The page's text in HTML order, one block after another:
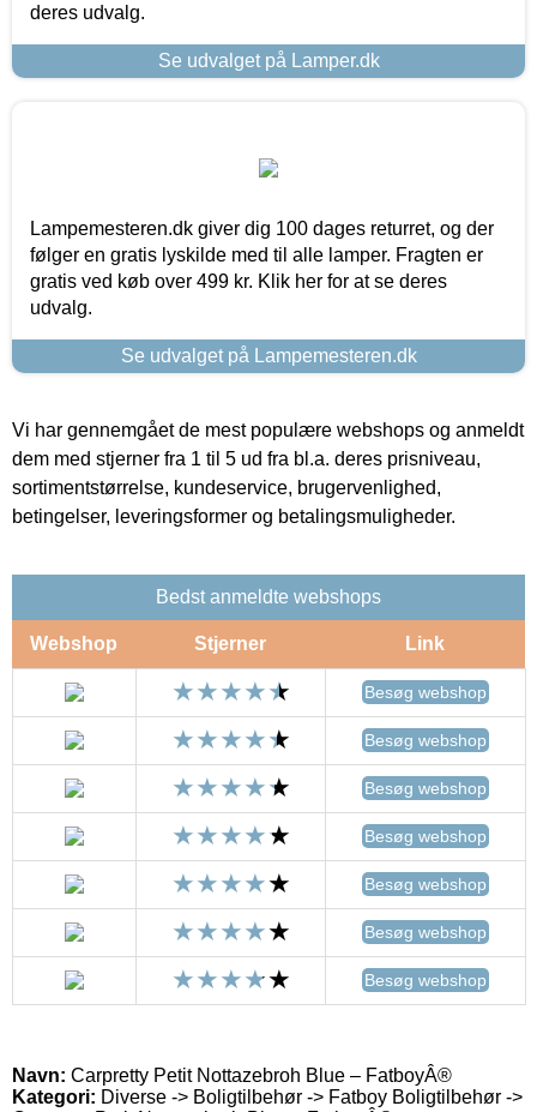
deres udvalg.
Se udvalget på Lamper.dk
Lampemesteren.dk giver dig 100 dages returret, og der
følger en gratis lyskilde med til alle lamper. Fragten er
gratis ved køb over 499 kr. Klik her for at se deres
udvalg.
Se udvalget på Lampemesteren.dk
Vi har gennemgået de mest populære webshops og anmeldt
dem med stjerner fra 1 til 5 ud fra bl.a. deres prisniveau,
sortimentstørrelse, kundeservice, brugervenlighed,
betingelser, leveringsformer og betalingsmuligheder.
Bedst anmeldte webshops
Webshop Stjerner Link
Besøg webshop
Besøg webshop
Besøg webshop
Besøg webshop
Besøg webshop
Besøg webshop
Besøg webshop
Navn: Carpretty Petit Nottazebroh Blue – FatboyÂ®
Kategori: Diverse -> Boligtilbehør -> Fatboy Boligtilbehør ->